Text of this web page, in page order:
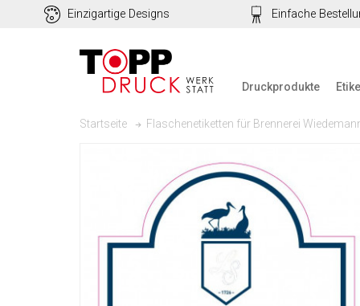
Einzigartige Designs Einfache
Druckprodukte
Startseite Flaschenetiketten für Brennerei